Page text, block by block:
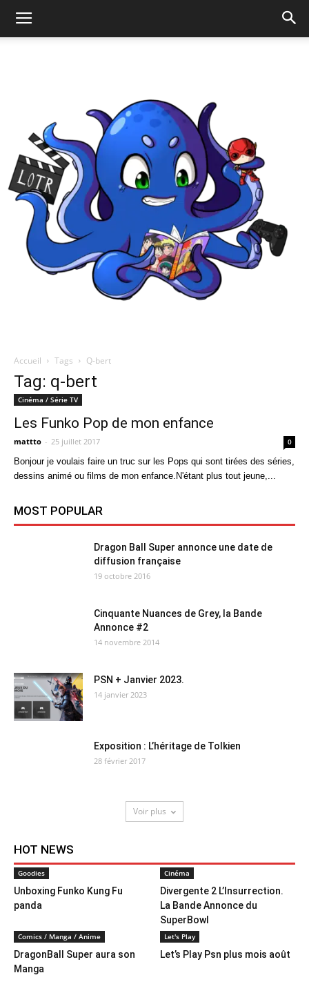
Accueil Tags Q-bert
Tag: q-bert
Cinéma / Série TV
Les Funko Pop de mon enfance
mattto - 25 juillet 2017 0
Bonjour je voulais faire un truc sur les Pops qui sont tirées des séries,
dessins animé ou films de mon enfance.N'étant plus tout jeune,...
MOST POPULAR
Dragon Ball Super annonce une date de
diffusion française
19 octobre 2016
Cinquante Nuances de Grey, la Bande
Annonce #2
14 novembre 2014
PSN + Janvier 2023.
14 janvier 2023
Exposition : L’héritage de Tolkien
28 février 2017
Voir plus
HOT NEWS
Goodies
Unboxing Funko Kung Fu
panda
Cinéma
Divergente 2 L’Insurrection.
La Bande Annonce du
SuperBowl
Comics / Manga / Anime
DragonBall Super aura son
Manga
Let's Play
Let’s Play Psn plus mois août